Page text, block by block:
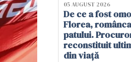
05 AUGUST 2026
De ce a fost
Florea,
patului.
reconstituit
din viață